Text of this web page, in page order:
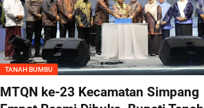
TANAH BUMBU
MTQN ke-23 Kecamatan Simpang